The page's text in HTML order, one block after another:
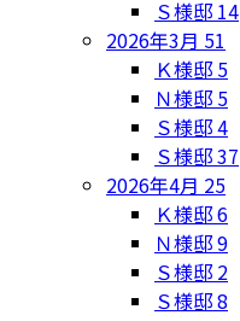
Ｓ様邸 14
2026年3月 51
Ｋ様邸 5
Ｎ様邸 5
Ｓ様邸4
Ｓ様邸37
2026年4月 25
Ｋ様邸6
Ｎ様邸9
Ｓ様邸 2
Ｓ様邸8